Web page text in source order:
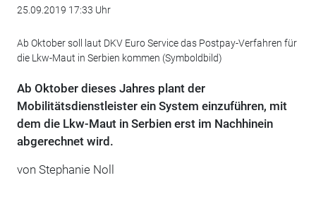
25.09.2019 17:33 Uhr
Ab Oktober soll laut DKV Euro Service das Postpay-Verfahren für
die Lkw-Maut in Serbien kommen (Symboldbild)
Ab Oktober dieses Jahres plant der
Mobilitätsdienstleister ein System einzuführen, mit
dem die Lkw-Maut in Serbien erst im Nachhinein
abgerechnet wird.
von Stephanie Noll